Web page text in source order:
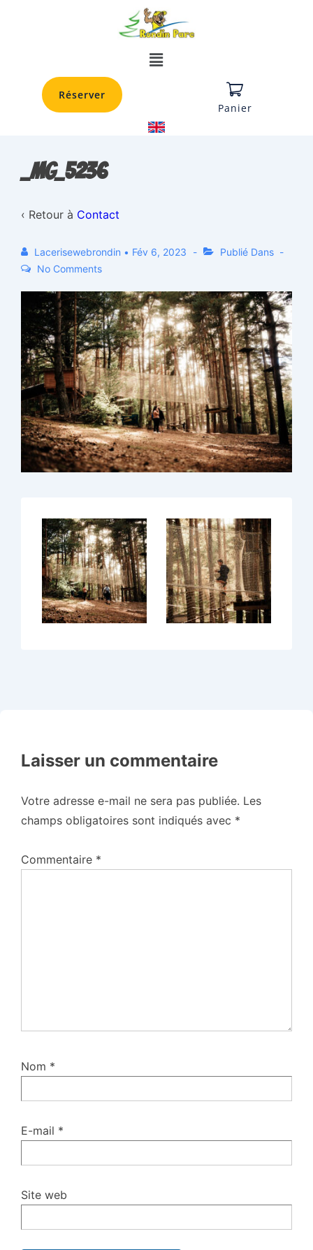
Réserver
Panier
_MG_5236
‹ Retour à Contact
Lacerisewebrondin • Fév 6, 2023
Publié Dans
No Comments
Laisser un commentaire
Votre adresse e-mail ne sera pas publiée. Les
champs obligatoires sont indiqués avec *
Commentaire *
Nom *
E-mail *
Site web